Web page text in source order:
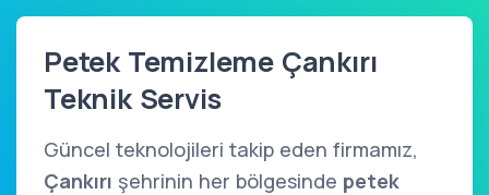
Petek Temizleme Çankırı
Teknik Servis
Güncel teknolojileri takip eden firmamız,
Çankırı şehrinin her bölgesinde petek